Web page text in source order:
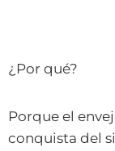
¿Por qué?
Porque el
conquista del